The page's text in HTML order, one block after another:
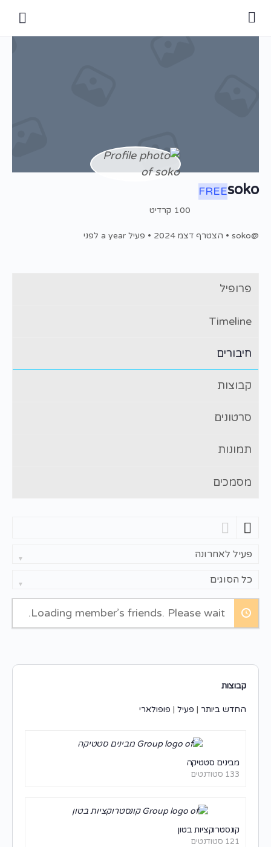
soko
FREE
100 קרדיט
@soko
• הצטרף דצמ 2024 • פעיל a year לפני
פרופיל
Timeline
חיבורים
קבוצות
סרטונים
תמונות
מסמכים
הצג:
Loading member’s friends. Please wait.
קבוצות
החדש ביותר | פעיל | פופולארי
מבינים סטטיקה
133 סטודנטים
קונסטרוקציות בטון
121 סטודנטים